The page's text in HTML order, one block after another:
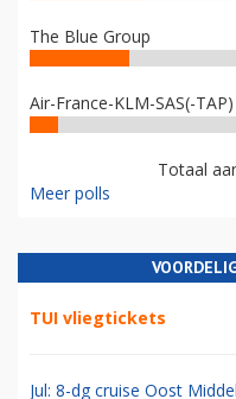
The Blue Group
Air-France-KLM-SAS(-TAP)
Totaal
Meer polls
TUI vliegtickets
Jul: 8-dg cruise Oost